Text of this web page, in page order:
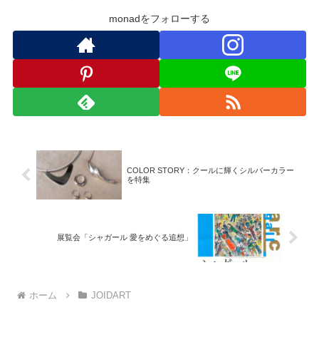
monadをフォローする
COLOR STORY：クールに輝くシルバーカラー
を特集
展覧会「シャガール 愛をめぐる追想」
ホーム JOIDART